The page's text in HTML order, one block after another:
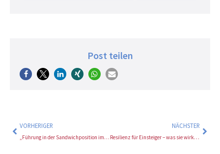
Post teilen
VORHERIGER
„Führung in der Sandwichposition im Unternehmenswandel – Tipps für mittlere Führungskräfte“
NÄCHSTER
Resilienz für Einsteiger – was sie wirklich bedeutet und warum sie heute so wichtig ist